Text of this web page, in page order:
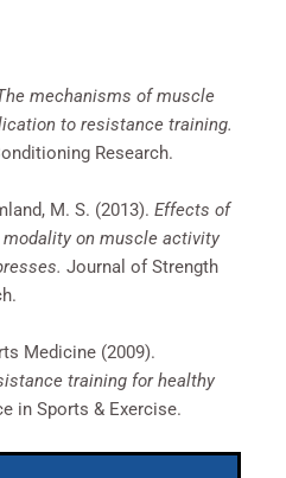
mechanisms of muscle
to resistance training.
Research.
M. S. (2013). Effects of
on muscle activity
Journal of Strength
Medicine (2009).
training for healthy
in Sports & Exercise.